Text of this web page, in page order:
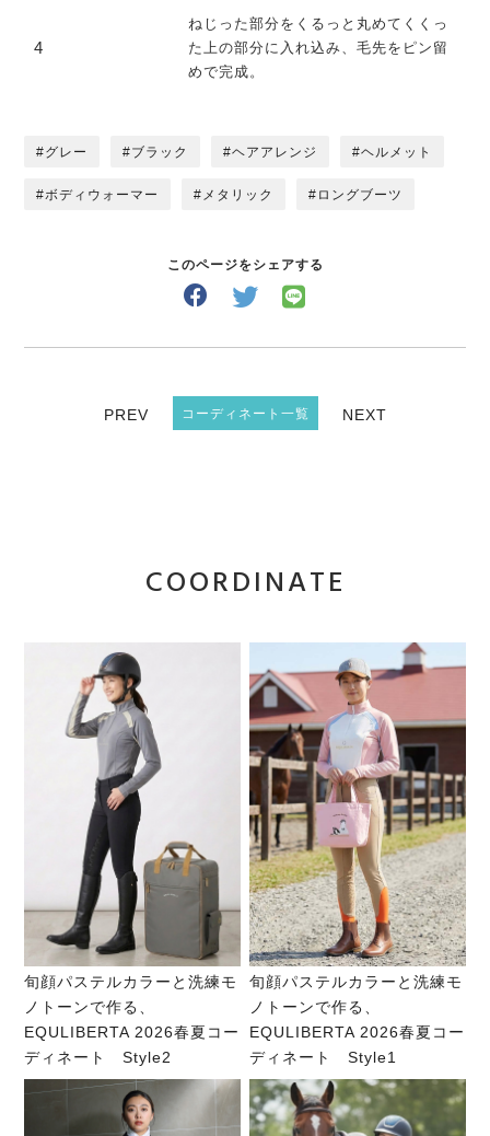
4
ねじった部分をくるっと丸めてくくっ
た上の部分に入れ込み、毛先をピン留
めで完成。
グレー ブラック ヘアアレンジ ヘルメット
ボディウォーマー メタリック ロングブーツ
このページをシェアする
PREV コーディネート一覧 NEXT
COORDINATE
旬顔パステルカラーと洗練モ
ノトーンで作る、
EQULIBERTA 2026春夏コー
ディネート Style2
旬顔パステルカラーと洗練モ
ノトーンで作る、
EQULIBERTA 2026春夏コー
ディネート Style1